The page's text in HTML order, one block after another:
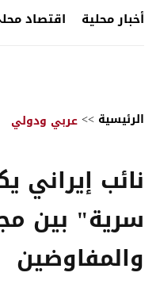
أخبار محلية اقتصاد
الرئيسية >>عربي ودولي
نائب
سرية" بين
والمفاوضين